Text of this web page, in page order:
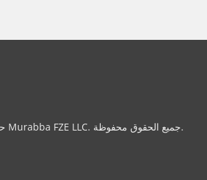
حقوق الطبع والنشر © 2026 Murabba FZE LLC. جميع الحقوق محفوظة.